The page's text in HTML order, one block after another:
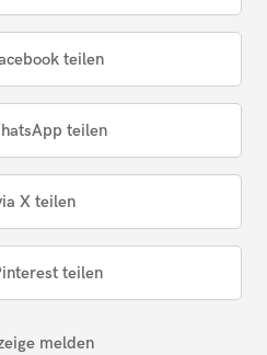
teilen
teilen
X teilen
teilen
melden